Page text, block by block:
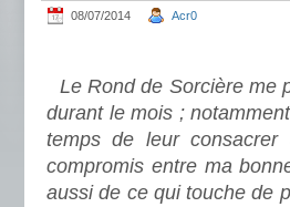
08/07/2014 Acr0
Le Rond de Sorcière me
durant le mois ;
temps de leur consacrer
compromis entre ma
aussi de ce qui touche de